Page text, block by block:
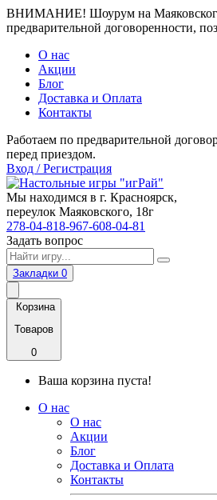
ВНИМАНИЕ! Шоурум на Маяковского
предварительной договоренности,
О нас
Акции
Блог
Доставка и Оплата
Контакты
Работаем по предварительной
перед приездом.
Вход / Регистрация
Мы находимся в г. Красноярск,
переулок Маяковского, 18г
278-04-818-967-608-04-81
Задать вопрос
Закладки 0
Корзина
Товаров
0
Ваша корзина пуста!
О нас
О нас
Акции
Блог
Доставка и Оплата
Контакты